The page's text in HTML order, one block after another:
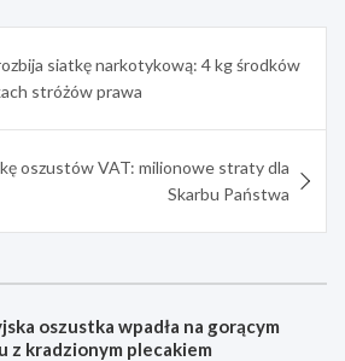
siatkę narkotykową: 4 kg środków
stróżów prawa
oszustów VAT: milionowe straty dla
Skarbu Państwa
oszustka wpadła na gorącym
z kradzionym plecakiem